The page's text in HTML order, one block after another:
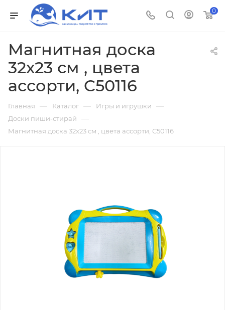
0
Магнитная доска
32х23 см , цвета
ассорти, C50116
Главная — Каталог — Игры и игрушки —
Доски пиши-стирай —
Магнитная доска 32х23 см , цвета ассорти, C50116